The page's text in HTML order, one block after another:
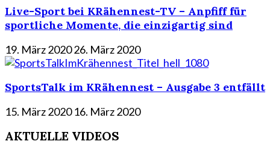
Live-Sport bei KRähennest-TV – Anpfiff für
sportliche Momente, die einzigartig sind
19. März 202026. März 2020
SportsTalk im KRähennest – Ausgabe 3 entfällt
15. März 2020 16. März 2020
AKTUELLE VIDEOS